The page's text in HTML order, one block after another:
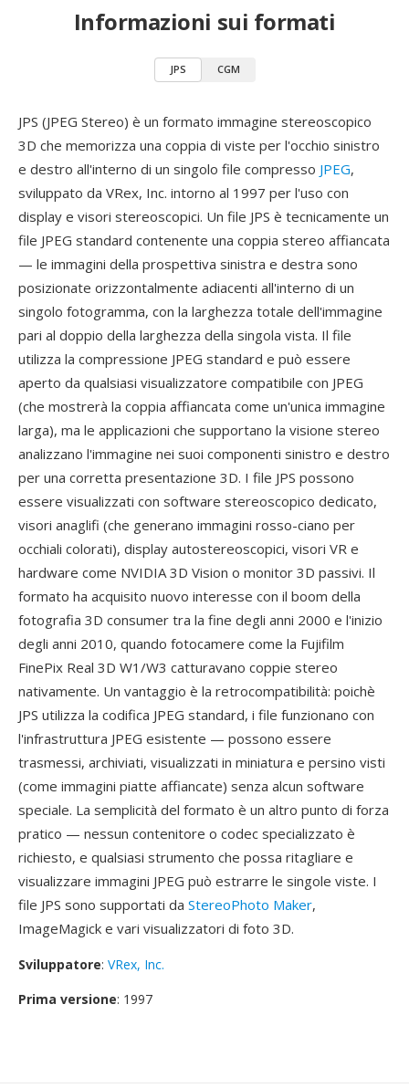
Informazioni sui formati
JPS CGM
JPS (JPEG Stereo) è un formato immagine stereoscopico
3D che memorizza una coppia di viste per l'occhio sinistro
e destro all'interno di un singolo file compresso JPEG,
sviluppato da VRex, Inc. intorno al 1997 per l'uso con
display e visori stereoscopici. Un file JPS è tecnicamente un
file JPEG standard contenente una coppia stereo affiancata
— le immagini della prospettiva sinistra e destra sono
posizionate orizzontalmente adiacenti all'interno di un
singolo fotogramma, con la larghezza totale dell'immagine
pari al doppio della larghezza della singola vista. Il file
utilizza la compressione JPEG standard e può essere
aperto da qualsiasi visualizzatore compatibile con JPEG
(che mostrerà la coppia affiancata come un'unica immagine
larga), ma le applicazioni che supportano la visione stereo
analizzano l'immagine nei suoi componenti sinistro e destro
per una corretta presentazione 3D. I file JPS possono
essere visualizzati con software stereoscopico dedicato,
visori anaglifi (che generano immagini rosso-ciano per
occhiali colorati), display autostereoscopici, visori VR e
hardware come NVIDIA 3D Vision o monitor 3D passivi. Il
formato ha acquisito nuovo interesse con il boom della
fotografia 3D consumer tra la fine degli anni 2000 e l'inizio
degli anni 2010, quando fotocamere come la Fujifilm
FinePix Real 3D W1/W3 catturavano coppie stereo
nativamente. Un vantaggio è la retrocompatibilità: poichè
JPS utilizza la codifica JPEG standard, i file funzionano con
l'infrastruttura JPEG esistente — possono essere
trasmessi, archiviati, visualizzati in miniatura e persino visti
(come immagini piatte affiancate) senza alcun software
speciale. La semplicità del formato è un altro punto di forza
pratico — nessun contenitore o codec specializzato è
richiesto, e qualsiasi strumento che possa ritagliare e
visualizzare immagini JPEG può estrarre le singole viste. I
file JPS sono supportati da StereoPhoto Maker,
ImageMagick e vari visualizzatori di foto 3D.
Sviluppatore: VRex, Inc.
Prima versione: 1997